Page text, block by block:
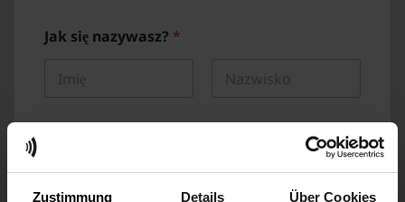
Zustimmung Details Über Cookies
Jak się nazywasz? *